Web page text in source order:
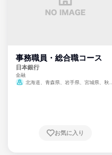
事務職員・総合職コース
日本銀行
金融
北海道、青森県、岩手県、宮城県、秋田
崎県、熊本県、大分県、宮崎県、鹿児島県、
お気に入り